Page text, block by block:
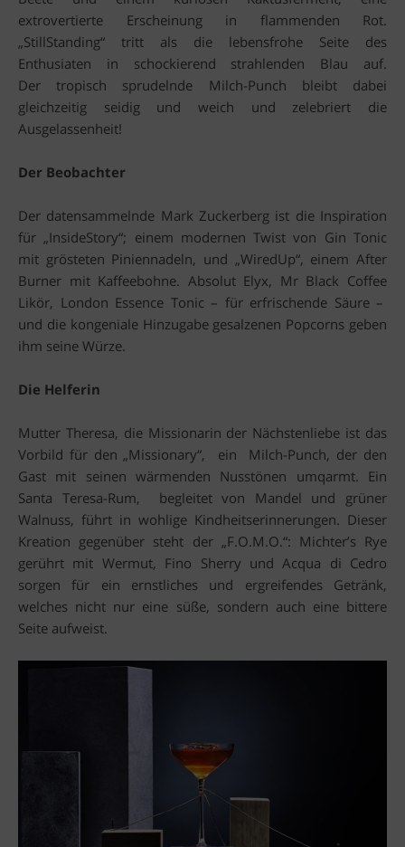
extrovertierte Erscheinung in flammenden Rot.
„StillStanding“ tritt als die lebensfrohe Seite des
Enthusiaten in schockierend strahlenden Blau auf.
Der tropisch sprudelnde Milch-Punch bleibt dabei
gleichzeitig seidig und weich und zelebriert die
Ausgelassenheit!
Der Beobachter
Der datensammelnde Mark Zuckerberg ist die Inspiration
für „InsideStory“; einem modernen Twist von Gin Tonic
mit grösteten Piniennadeln, und „WiredUp“, einem After
Burner mit Kaffeebohne. Absolut Elyx, Mr Black Coffee
Likör, London Essence Tonic – für erfrischende Säure –
und die kongeniale Hinzugabe gesalzenen Popcorns geben
ihm seine Würze.
Die Helferin
Mutter Theresa, die Missionarin der Nächstenliebe ist das
Vorbild für den „Missionary“, ein Milch-Punch, der den
Gast mit seinen wärmenden Nusstönen umqarmt. Ein
Santa Teresa-Rum, begleitet von Mandel und grüner
Walnuss, führt in wohlige Kindheitserinnerungen. Dieser
Kreation gegenüber steht der „F.O.M.O.“: Michter’s Rye
gerührt mit Wermut, Fino Sherry und Acqua di Cedro
sorgen für ein ernstliches und ergreifendes Getränk,
welches nicht nur eine süße, sondern auch eine bittere
Seite aufweist.